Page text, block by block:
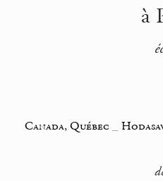
à
Canada, Québec